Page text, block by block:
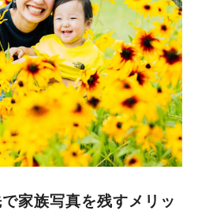
家族写真を残すメリッ